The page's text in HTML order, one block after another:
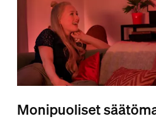
Monipuoliset